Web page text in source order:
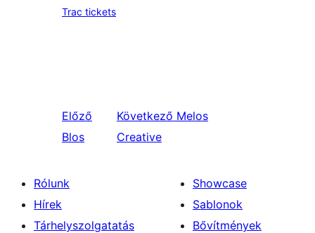
Trac tickets
Előző
Blos
Következő Melos
Creative
Rólunk
Hírek
Tárhelyszolgatatás
Showcase
Sablonok
Bővítmények